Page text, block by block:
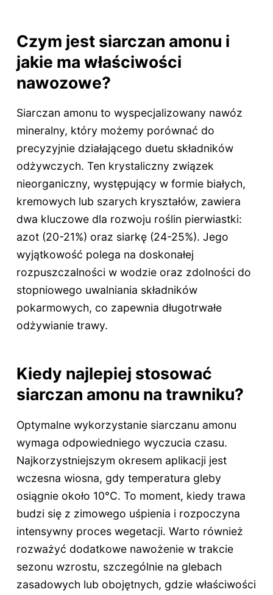
Czym jest siarczan amonu i
jakie ma właściwości
nawozowe?
Siarczan amonu to wyspecjalizowany nawóz
mineralny, który możemy porównać do
precyzyjnie działającego duetu składników
odżywczych. Ten krystaliczny związek
nieorganiczny, występujący w formie białych,
kremowych lub szarych kryształów, zawiera
dwa kluczowe dla rozwoju roślin pierwiastki:
azot (20-21%) oraz siarkę (24-25%). Jego
wyjątkowość polega na doskonałej
rozpuszczalności w wodzie oraz zdolności do
stopniowego uwalniania składników
pokarmowych, co zapewnia długotrwałe
odżywianie trawy.
Kiedy najlepiej stosować
siarczan amonu na trawniku?
Optymalne wykorzystanie siarczanu amonu
wymaga odpowiedniego wyczucia czasu.
Najkorzystniejszym okresem aplikacji jest
wczesna wiosna, gdy temperatura gleby
osiągnie około 10°C. To moment, kiedy trawa
budzi się z zimowego uśpienia i rozpoczyna
intensywny proces wegetacji. Warto również
rozważyć dodatkowe nawożenie w trakcie
sezonu wzrostu, szczególnie na glebach
zasadowych lub obojętnych, gdzie właściwości